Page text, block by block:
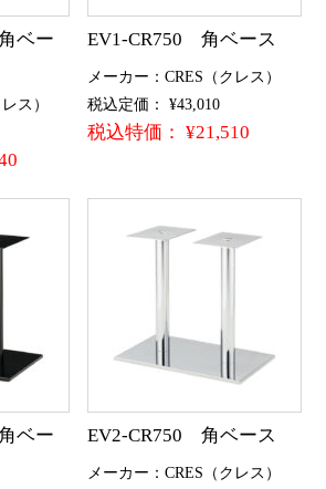
ベー
ス）
EV1-CR750 角ベース
メーカー：CRES（クレス）
税込定価： ¥43,010
税込特価： ¥21,510
ベー
EV2-CR750 角ベース
メーカー：CRES（クレス）